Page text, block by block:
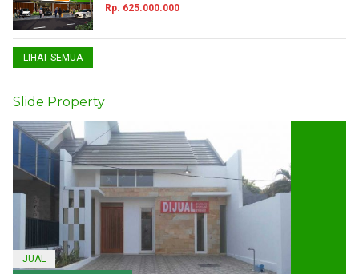
Rp. 625.000.000
LIHAT SEMUA
Slide Property
JUAL